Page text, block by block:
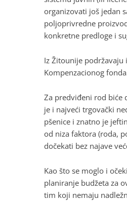
organizovati još jedan
poljoprivredne
konkretne predloge i
Iz Žitounije podržavaju
Kompenzacionog
Za predviđeni rod biće
je i najveći trgovački
pšenice i znatno je
od niza faktora (roda,
dočekati bez najave
Kao što se moglo i
planiranje budžeta za
tim koji nemaju